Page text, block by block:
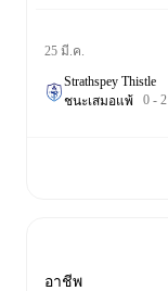
25 มี.ค.
Strathspey Thistle
ชนะเสมอแพ้ 0 - 2
อาชีพ